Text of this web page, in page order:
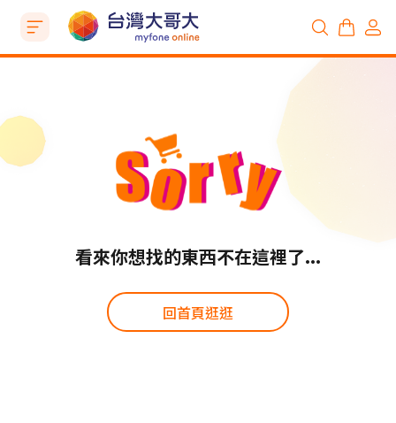
看來你想找的東西不在這裡了...
回首頁逛逛